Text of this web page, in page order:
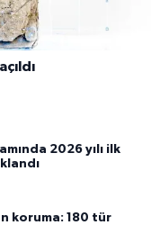
2026 yılı ilk
koruma: 180 tür